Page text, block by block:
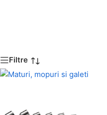
Filtre